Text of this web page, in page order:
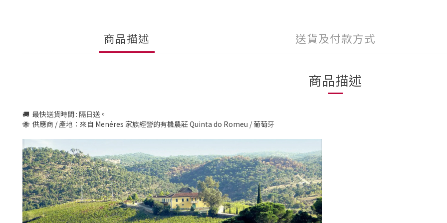
商品描述 送貨及付款方式
商品描述
🚚 最快送貨時間 : 隔日送。
🐝 供應商 / 產地：來自 Menéres 家族經營的有機農莊 Quinta do Romeu / 葡萄牙